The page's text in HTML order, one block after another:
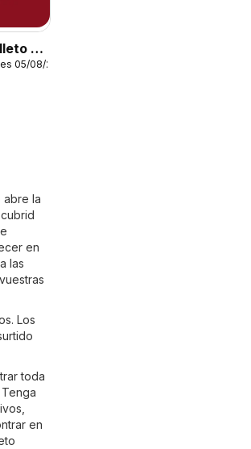
-
05/08/2026
abre la
en
las
Los
toda
Tenga
en